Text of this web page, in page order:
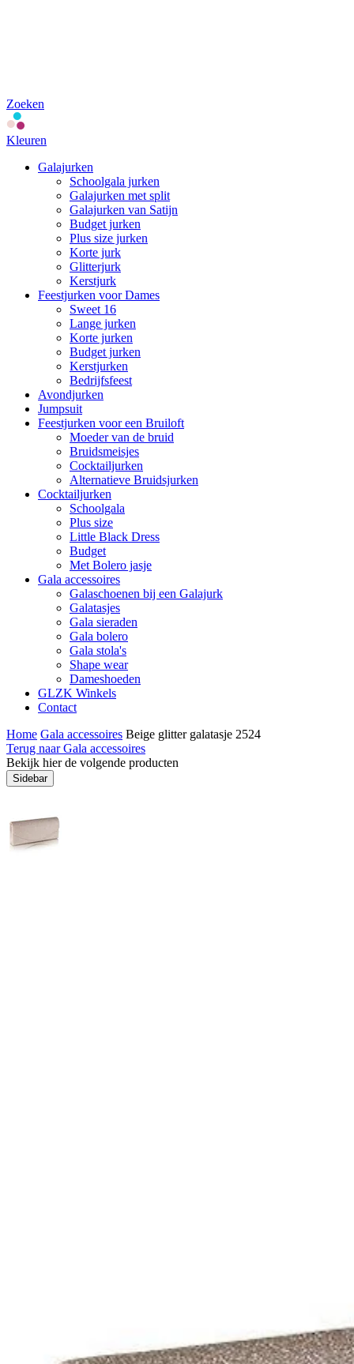
Zoeken
Kleuren
Galajurken
Schoolgala jurken
Galajurken met split
Galajurken van Satijn
Budget jurken
Plus size jurken
Korte jurk
Glitterjurk
Kerstjurk
Feestjurken voor Dames
Sweet 16
Lange jurken
Korte jurken
Budget jurken
Kerstjurken
Bedrijfsfeest
Avondjurken
Jumpsuit
Feestjurken voor een Bruiloft
Moeder van de bruid
Bruidsmeisjes
Cocktailjurken
Alternatieve Bruidsjurken
Cocktailjurken
Schoolgala
Plus size
Little Black Dress
Budget
Met Bolero jasje
Gala accessoires
Galaschoenen bij een Galajurk
Galatasjes
Gala sieraden
Gala bolero
Gala stola's
Shape wear
Dameshoeden
GLZK Winkels
Contact
Home Gala accessoires Beige glitter galatasje 2524
Terug naar Gala accessoires
Bekijk hier de volgende producten
Sidebar